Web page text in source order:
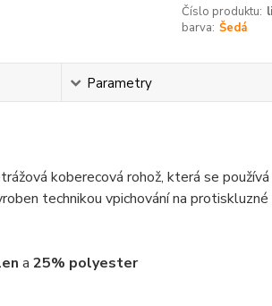
Číslo produktu:
barva: Šedá
Parametry
koberecová rohož, která se
technikou vpichování na
a 25% polyester